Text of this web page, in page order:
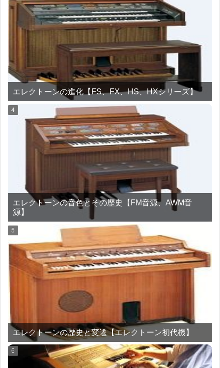
エレクトーンの進化【FS、FX、HS、HXシリーズ】
エレクトーンの音色とその歴史【FM音源、AWM音
源】
エレクトーンの歴史と変遷【エレクトーン初代機】